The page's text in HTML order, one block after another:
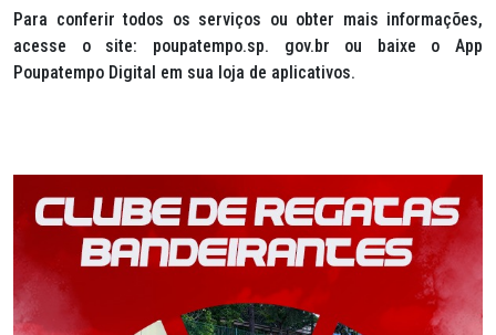
Para conferir todos os serviços ou obter mais informações,
acesse o site: poupatempo.sp. gov.br ou baixe o App
Poupatempo Digital em sua loja de aplicativos.